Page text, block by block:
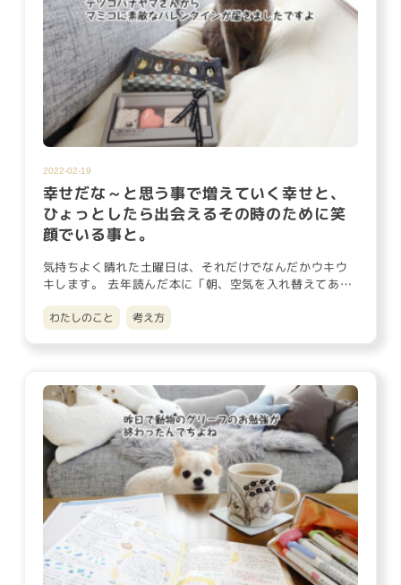
2022-02-19
幸せだな～と思う事で増えていく幸せと、
ひょっとしたら出会えるその時のために笑
顔でいる事と。
気持ちよく晴れた土曜日は、それだけでなんだかウキウ
キします。 去年読んだ本に「朝、空気を入れ替えてあげ
わたしのこと 考え方